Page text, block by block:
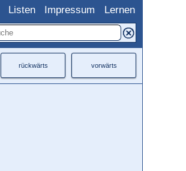
Listen Impressum Lernen
rückwärts vorwärts